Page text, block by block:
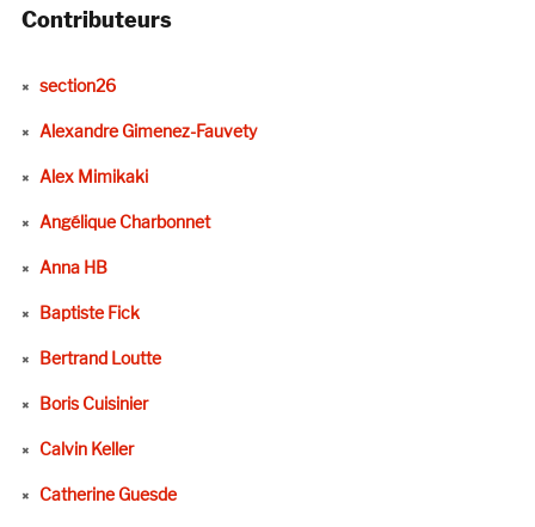
Contributeurs
section26
Alexandre Gimenez-Fauvety
Alex Mimikaki
Angélique Charbonnet
Anna HB
Baptiste Fick
Bertrand Loutte
Boris Cuisinier
Calvin Keller
Catherine Guesde